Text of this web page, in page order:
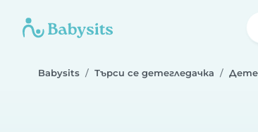
Babysits Търси се детегледачка